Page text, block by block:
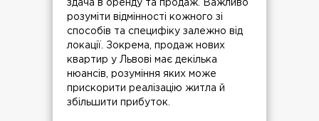
здача в оренду та продаж. Важливо
розуміти відмінності кожного зі
способів та специфіку залежно від
локації. Зокрема, продаж нових
квартир у Львові має декілька
нюансів, розуміння яких може
прискорити реалізацію житла й
збільшити прибуток.